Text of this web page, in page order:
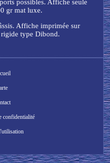
possibles. Affiche seule
gr mat luxe.
Affiche imprimée sur
type Dibond.
confidentialité